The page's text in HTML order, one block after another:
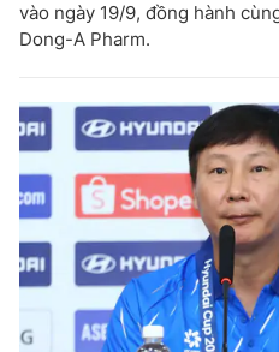
vào ngày 19/9, đồng hành
Dong-A Pharm.